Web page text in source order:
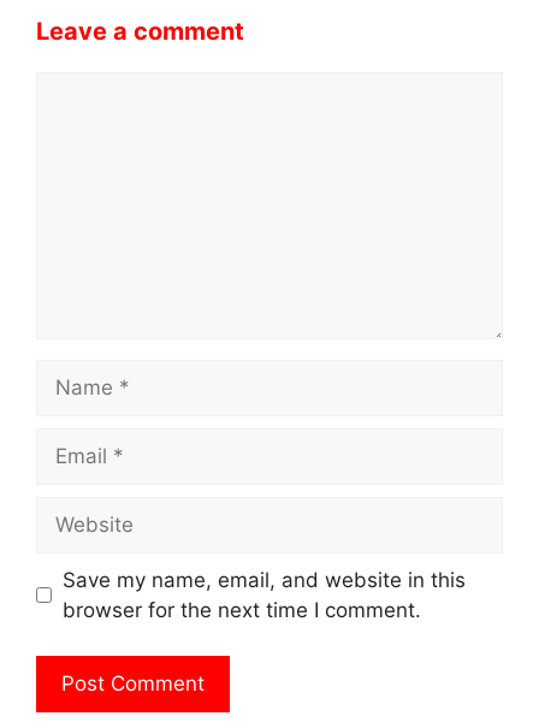
Leave a comment
Save my name, email, and website in this
browser for the next time I comment.